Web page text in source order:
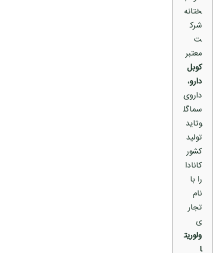
ختانه
شرک
ت
معتبر
کوبل
دارو،
داروی
سماگل
وتاید
تولید
کشور
کانادا
را با
نام
تجار
ی
ولوریت
ا